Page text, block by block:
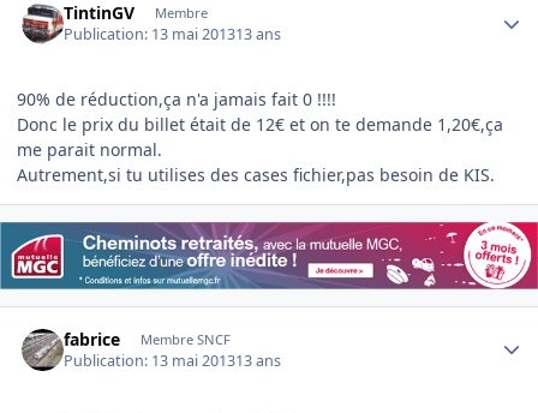
TintinGV Membre
Publication: 13 mai 201313 ans
90% de réduction,ça n'a jamais fait 0 !!!!
Donc le prix du billet était de 12€ et on te demande 1,20€,ça
me parait normal.
Autrement,si tu utilises des cases fichier,pas besoin de KIS.
fabrice Membre SNCF
Publication: 13 mai 201313 ans